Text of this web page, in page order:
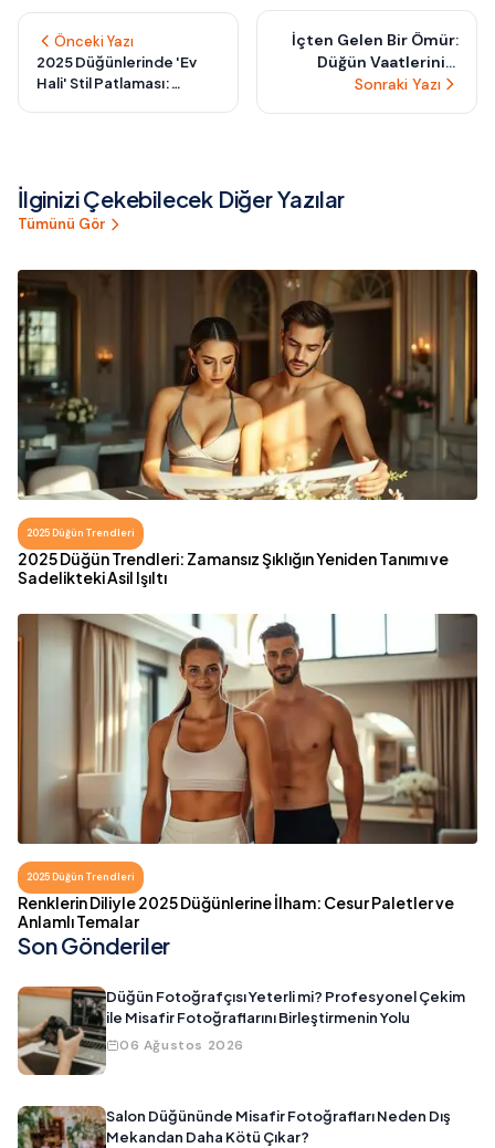
Önceki Yazı
2025 Düğünlerinde 'Ev
Hali' Stil Patlaması:
Sonraki Yazı
İçten Gelen Bir Ömür:
Düğün Vaatlerinizi
Kendi Kelimelerinizle
İlginizi Çekebilecek Diğer Yazılar
Tümünü Gör
2025 Düğün Trendleri
2025 Düğün Trendleri: Zamansız Şıklığın Yeniden Tanımı ve
Sadelikteki Asil Işıltı
2025 Düğün Trendleri
Renklerin Diliyle 2025 Düğünlerine İlham: Cesur Paletler ve
Anlamlı Temalar
Son Gönderiler
Düğün Fotoğrafçısı Yeterli mi? Profesyonel Çekim
ile Misafir Fotoğraflarını Birleştirmenin Yolu
06 Ağustos 2026
Salon Düğününde Misafir Fotoğrafları Neden Dış
Mekandan Daha Kötü Çıkar?